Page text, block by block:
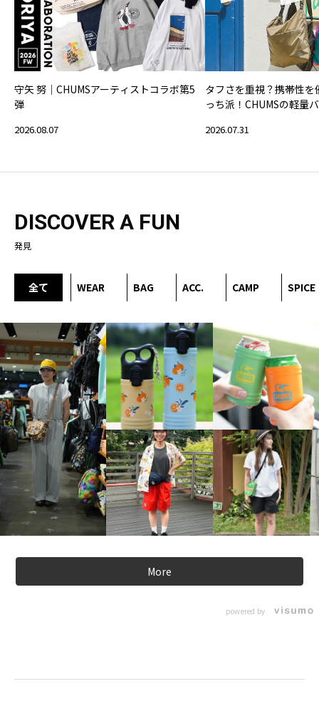
守矢 努｜CHUMSアーティストコラボ第5
弾
2026.08.07
タフさを重視？携帯性
っち派！CHUMSの軽量
2026.07.31
DISCOVER A FUN
発見
全て WEAR BAG ACC. CAMP SPICE
More
powered by